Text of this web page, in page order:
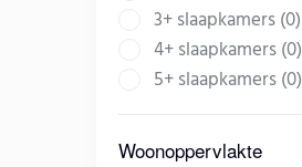
3+ slaapkamers (0)
4+ slaapkamers (0)
5+ slaapkamers (0)
Woonoppervlakte